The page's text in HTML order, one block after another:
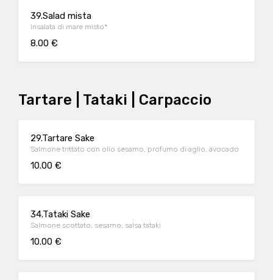
39.Salad mista
Insalata di mare misto*
8.00 €
Tartare | Tataki | Carpaccio
29.Tartare Sake
Salmone trittato con olio sesamo, profumo di aglio, avocado
10.00 €
34.Tataki Sake
Salmone scottato, sesamo, salsa tataki
10.00 €